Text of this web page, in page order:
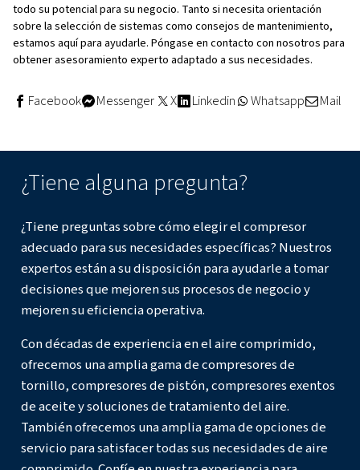
¿Qué contiene el aire
El aire comprimido contiene nitrógeno, oxígeno y gases
impurezas se eliminan mediante filtración.
¿Cuáles son las ventajas del aire
comprimido frente a la
industriales.
¿Cuáles son los componentes
de un sistema de aire
Los componentes clave incluyen un compresor,
de aire, secador de aire, filtros y enfriadores.
¿Para qué se usa el aire
Las aplicaciones van desde la construcción y la